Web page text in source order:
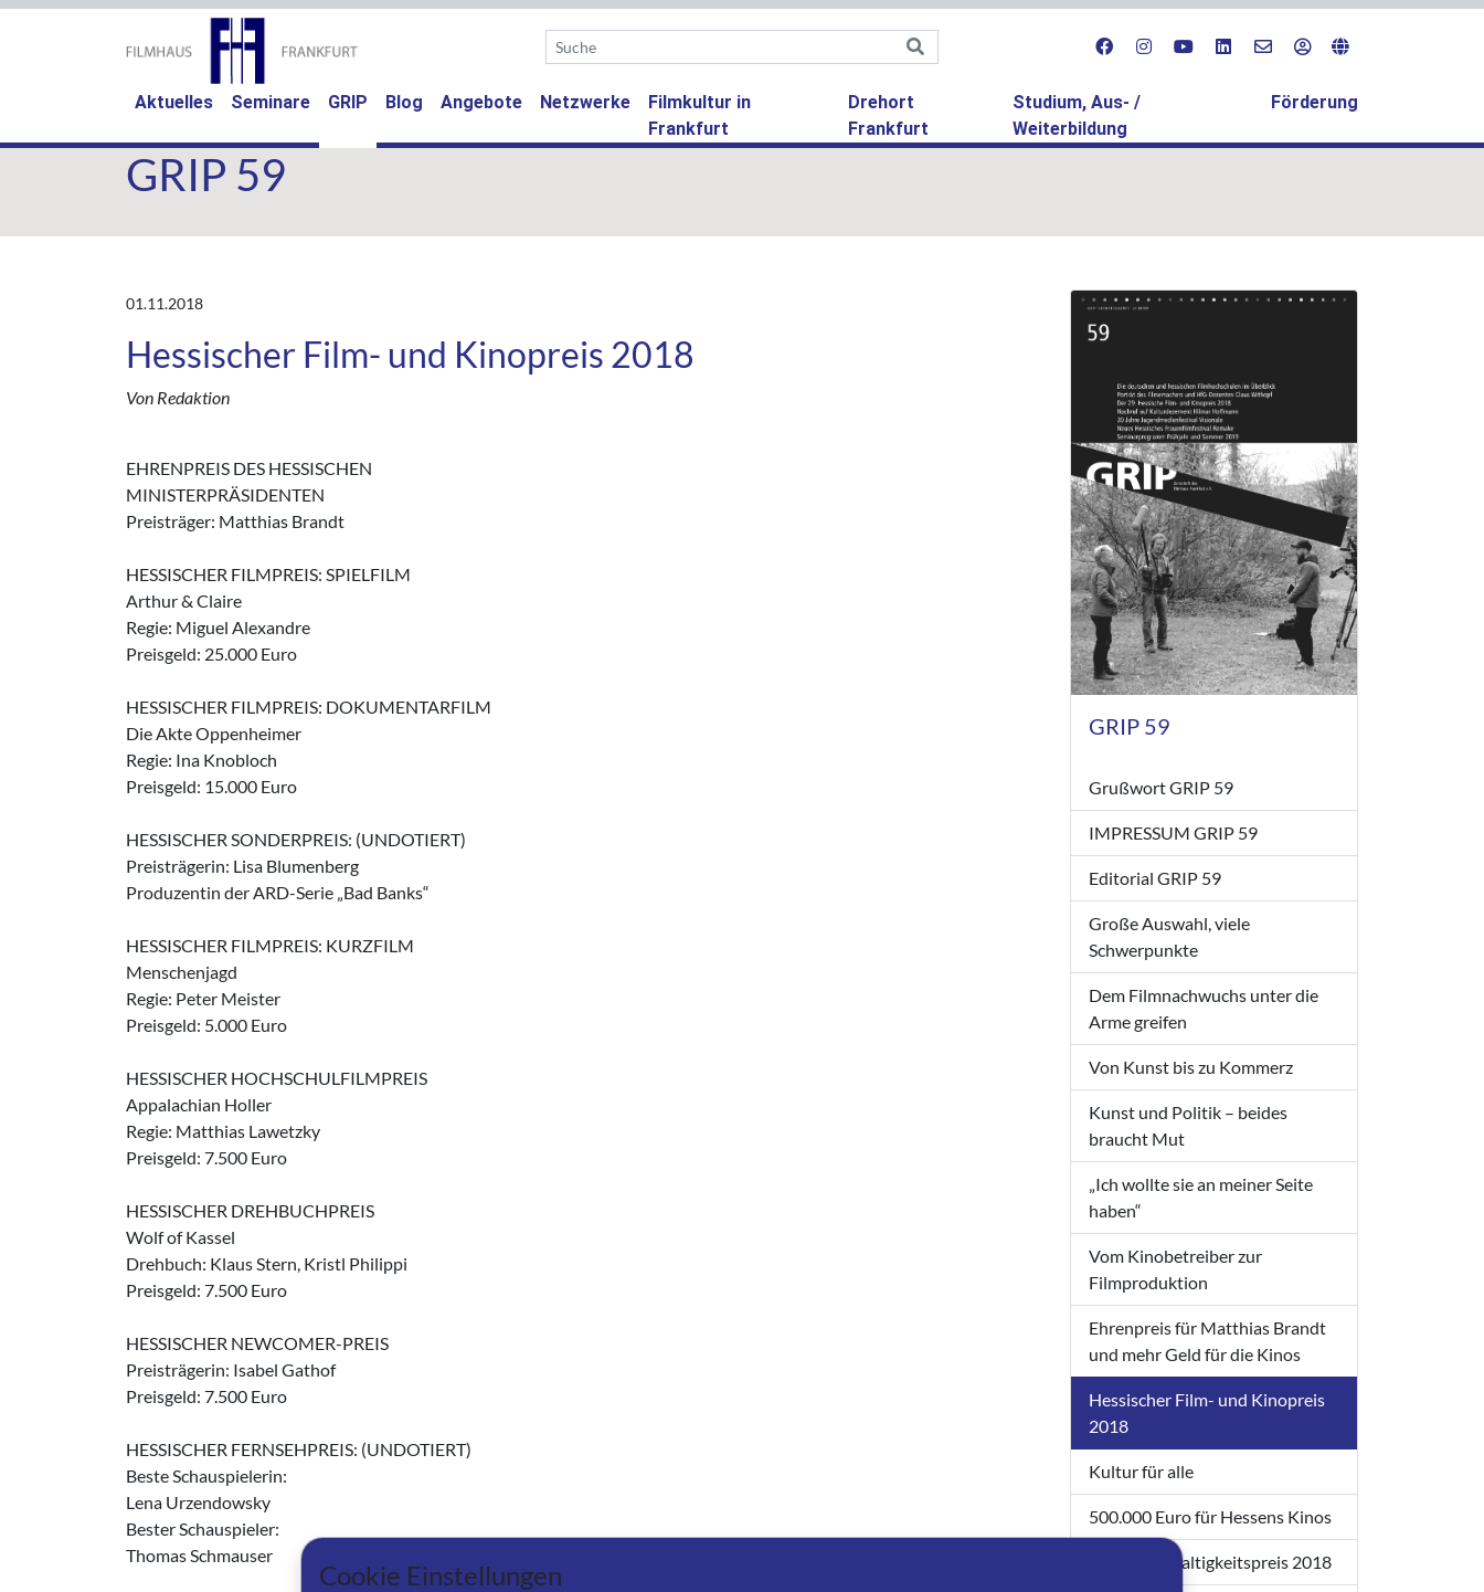
Aktuelles Seminare GRIP (current)
Blog Angebote Netzwerke
Filmkultur in
Frankfurt
Drehort
Frankfurt
Studium, Aus- /
Weiterbildung
Förderung
GRIP 59
01.11.2018
Hessischer Film- und Kinopreis 2018
Von Redaktion
EHRENPREIS DES HESSISCHEN
MINISTERPRÄSIDENTEN
Preisträger: Matthias Brandt
HESSISCHER FILMPREIS: SPIELFILM
Arthur & Claire
Regie: Miguel Alexandre
Preisgeld: 25.000 Euro
HESSISCHER FILMPREIS: DOKUMENTARFILM
Die Akte Oppenheimer
Regie: Ina Knobloch
Preisgeld: 15.000 Euro
HESSISCHER SONDERPREIS: (UNDOTIERT)
Preisträgerin: Lisa Blumenberg
Produzentin der ARD-Serie „Bad Banks“
HESSISCHER FILMPREIS: KURZFILM
Menschenjagd
Regie: Peter Meister
Preisgeld: 5.000 Euro
HESSISCHER HOCHSCHULFILMPREIS
Appalachian Holler
Regie: Matthias Lawetzky
Preisgeld: 7.500 Euro
HESSISCHER DREHBUCHPREIS
Wolf of Kassel
Drehbuch: Klaus Stern, Kristl Philippi
Preisgeld: 7.500 Euro
HESSISCHER NEWCOMER-PREIS
Preisträgerin: Isabel Gathof
Preisgeld: 7.500 Euro
HESSISCHER FERNSEHPREIS: (UNDOTIERT)
Beste Schauspielerin:
Lena Urzendowsky
Bester Schauspieler:
Thomas Schmauser
GRIP 59
Grußwort GRIP 59
IMPRESSUM GRIP 59
Editorial GRIP 59
Große Auswahl, viele
Schwerpunkte
Dem Filmnachwuchs unter die
Arme greifen
Von Kunst bis zu Kommerz
Kunst und Politik – beides
braucht Mut
„Ich wollte sie an meiner Seite
haben“
Vom Kinobetreiber zur
Filmproduktion
Ehrenpreis für Matthias Brandt
und mehr Geld für die Kinos
Hessischer Film- und Kinopreis
2018
Kultur für alle
500.000 Euro für Hessens Kinos
Kino-Nachhaltigkeitspreis 2018
Cookie Einstellungen